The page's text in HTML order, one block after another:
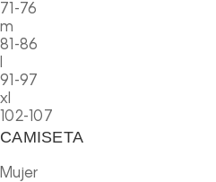
71-76
m
81-86
91-97
xl
102-107
CAMISETA
Mujer